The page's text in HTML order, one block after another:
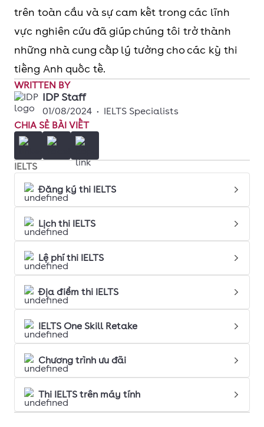
trên toàn cầu và sự cam kết trong các lĩnh
vực nghiên cứu đã giúp chúng tôi trở thành
những nhà cung cấp lý tưởng cho các kỳ thi
tiếng Anh quốc tế.
WRITTEN BY
IDP Staff
01/08/2024 • IELTS Specialists
CHIA SẺ BÀI VIẾT
IELTS
Đăng ký thi IELTS
Lịch thi IELTS
Lệ phí thi IELTS
Địa điểm thi IELTS
IELTS One Skill Retake
Chương trình ưu đãi
Thi IELTS trên máy tính